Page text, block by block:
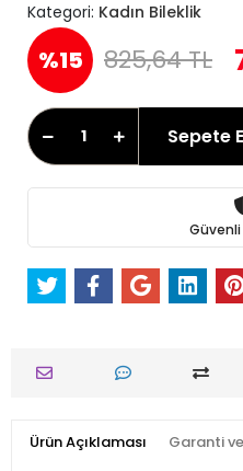
Kategori: Kadın Bileklik
%15 825,64 TL
Sepete
Güvenli
Ürün Açıklaması Garanti